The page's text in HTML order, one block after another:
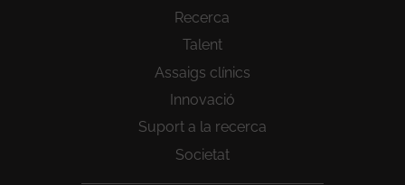
Recerca
Talent
Assaigs clínics
Innovació
Suport a la recerca
Societat